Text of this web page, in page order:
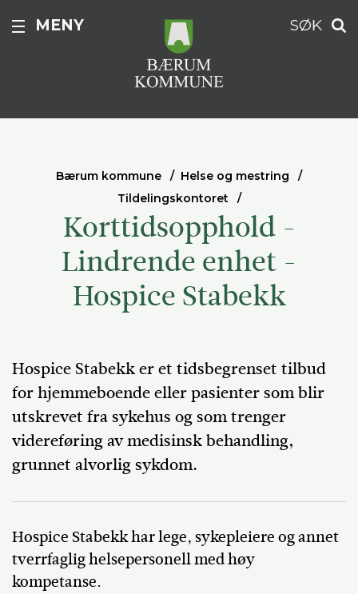
MENY SØK
Bærum kommune
Helse og mestring
Tildelingskontoret
Korttidsopphold -
Lindrende enhet -
Hospice Stabekk
Hospice Stabekk er et tidsbegrenset tilbud
for hjemmeboende eller pasienter som blir
utskrevet fra sykehus og som trenger
videreføring av medisinsk behandling,
grunnet alvorlig sykdom.
Hospice Stabekk har lege, sykepleiere og annet
tverrfaglig helsepersonell med høy
kompetanse.